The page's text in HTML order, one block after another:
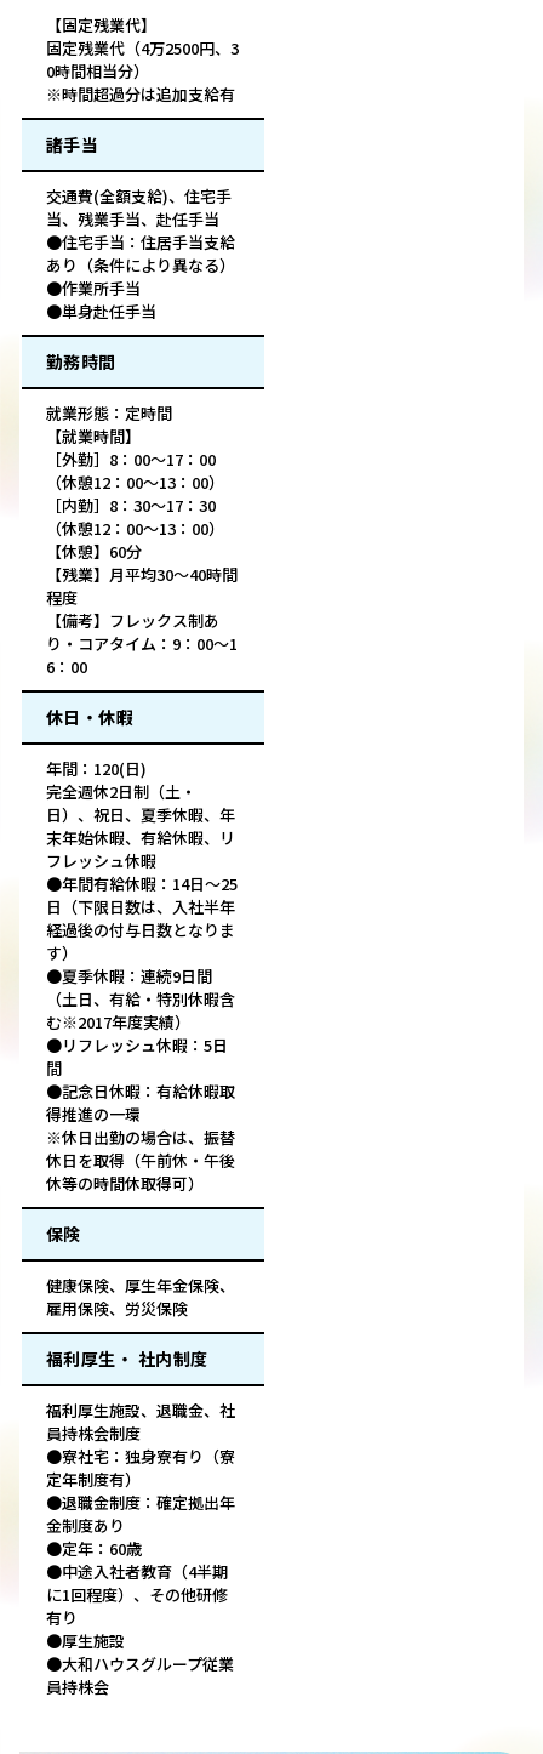
【固定残業代】
固定残業代（4万2500円、3
0時間相当分）
※時間超過分は追加支給有
諸手当
交通費(全額支給)、住宅手
当、残業手当、赴任手当
●住宅手当：住居手当支給
あり（条件により異なる）
●作業所手当
●単身赴任手当
勤務時間
就業形態：定時間
【就業時間】
［外勤］8：00～17：00
（休憩12：00～13：00）
［内勤］8：30～17：30
（休憩12：00～13：00）
【休憩】60分
【残業】月平均30～40時間
程度
【備考】フレックス制あ
り・コアタイム：9：00～1
6：00
休日・休暇
年間：120(日)
完全週休2日制（土・
日）、祝日、夏季休暇、年
末年始休暇、有給休暇、リ
フレッシュ休暇
●年間有給休暇：14日～25
日（下限日数は、入社半年
経過後の付与日数となりま
す）
●夏季休暇：連続9日間
（土日、有給・特別休暇含
む※2017年度実績）
●リフレッシュ休暇：5日
間
●記念日休暇：有給休暇取
得推進の一環
※休日出勤の場合は、振替
休日を取得（午前休・午後
休等の時間休取得可）
保険
健康保険、厚生年金保険、
雇用保険、労災保険
福利厚生・ 社内制度
福利厚生施設、退職金、社
員持株会制度
●寮社宅：独身寮有り（寮
定年制度有）
●退職金制度：確定拠出年
金制度あり
●定年：60歳
●中途入社者教育（4半期
に1回程度）、その他研修
有り
●厚生施設
●大和ハウスグループ従業
員持株会